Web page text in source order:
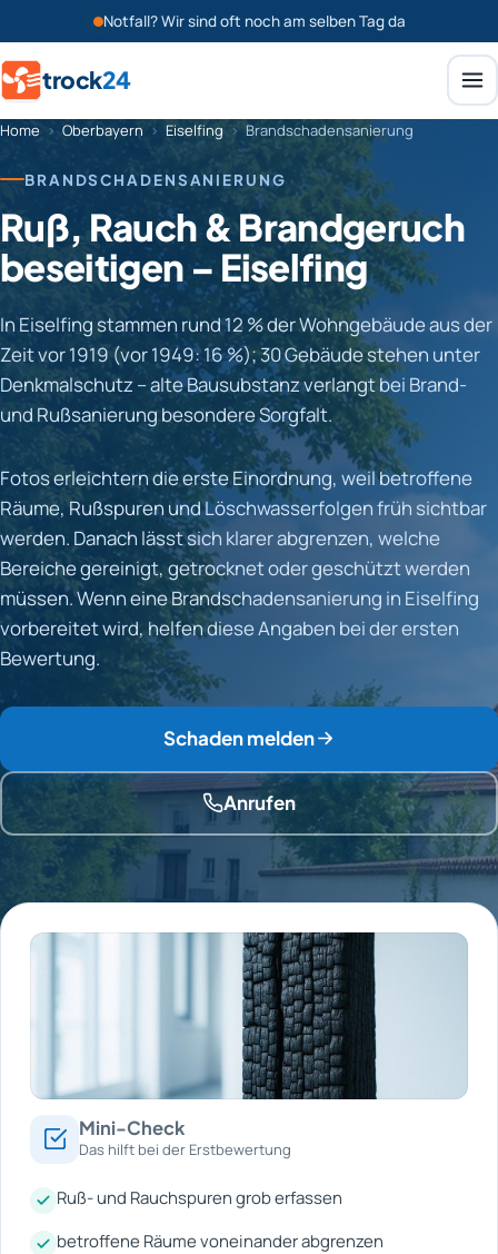
Notfall? Wir sind oft noch am selben Tag da
trock24
Home › Oberbayern › Eiselfing › Brandschadensanierung
BRANDSCHADENSANIERUNG
Ruß, Rauch & Brandgeruch
beseitigen – Eiselfing
In Eiselfing stammen rund 12 % der Wohngebäude aus der
Zeit vor 1919 (vor 1949: 16 %); 30 Gebäude stehen unter
Denkmalschutz – alte Bausubstanz verlangt bei Brand-
und Rußsanierung besondere Sorgfalt.
Fotos erleichtern die erste Einordnung, weil betroffene
Räume, Rußspuren und Löschwasserfolgen früh sichtbar
werden. Danach lässt sich klarer abgrenzen, welche
Bereiche gereinigt, getrocknet oder geschützt werden
müssen. Wenn eine Brandschadensanierung in Eiselfing
vorbereitet wird, helfen diese Angaben bei der ersten
Bewertung.
Schaden melden
Anrufen
Mini-Check
Das hilft bei der Erstbewertung
Ruß- und Rauchspuren grob erfassen
betroffene Räume voneinander abgrenzen